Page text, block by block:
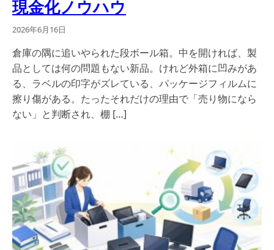
現金化ノウハウ
2026年6月16日
倉庫の隅に追いやられた段ボール箱。中を開ければ、製
品としては何の問題もない新品。けれど外箱に凹みがあ
る、ラベルの印字がズレている、パッケージフィルムに
擦り傷がある。たったそれだけの理由で「売り物になら
ない」と判断され、棚 […]